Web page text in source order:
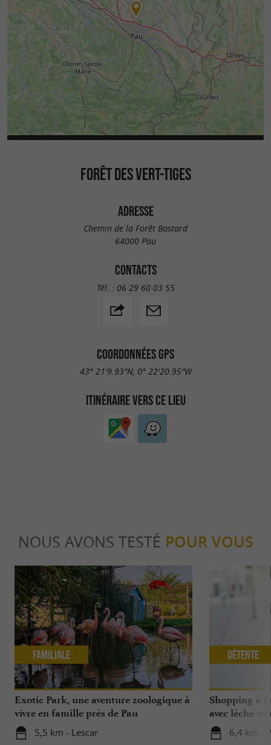
FORÊT DES VERT-TIGES
ADRESSE
Chemin de la Forêt Bastard
64000 Pau
CONTACTS
Tél. : 06 29 60 03 55
COORDONNÉES GPS
43° 21'9.93"N, 0° 22'20.95"W
ITINÉRAIRE VERS CE LIEU
NOUS AVONS TESTÉ POUR VOUS
Exotic Park, une aventure zoologique à
vivre en famille près de Pau
5,5 km - Lescar
Familiale
Shopping à
avec lèche-
6,4 km -
Détente